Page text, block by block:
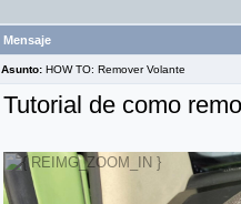
Mensaje
Asunto: HOW TO: Remover Volante
Tutorial de como